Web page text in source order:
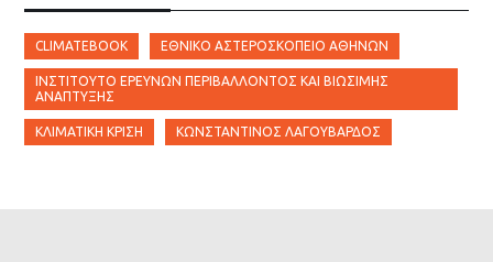
CLIMATEBOOK ΕΘΝΙΚΌ ΑΣΤΕΡΟΣΚΟΠΕΊΟ ΑΘΗΝΏΝ
ΙΝΣΤΙΤΟΎΤΟ ΕΡΕΥΝΏΝ ΠΕΡΙΒΆΛΛΟΝΤΟΣ ΚΑΙ ΒΙΏΣΙΜΗΣ
ΑΝΆΠΤΥΞΗΣ
ΚΛΙΜΑΤΙΚΉ ΚΡΊΣΗ ΚΩΝΣΤΑΝΤΊΝΟΣ ΛΑΓΟΥΒΆΡΔΟΣ